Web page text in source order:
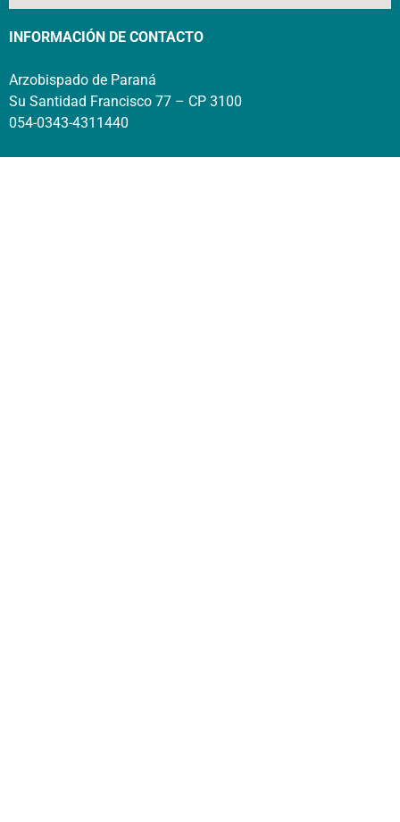
INFORMACIÓN DE CONTACTO
Arzobispado de Paraná
Su Santidad Francisco 77 – CP 3100
054-0343-4311440